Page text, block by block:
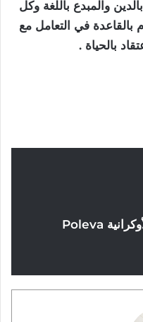
والمبدع باللغة وكل
بالقاعدة في التعامل مع
بالحياة .
الرسمة الملحقة للفنانة الأوكرانية Poleva